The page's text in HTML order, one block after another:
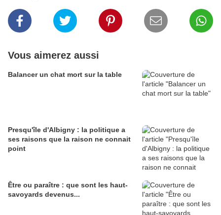
Vous aimerez aussi
Balancer un chat mort sur la table
Presqu'île d'Albigny : la politique a
ses raisons que la raison ne connait
point
Être ou paraître : que sont les haut-
savoyards devenus...